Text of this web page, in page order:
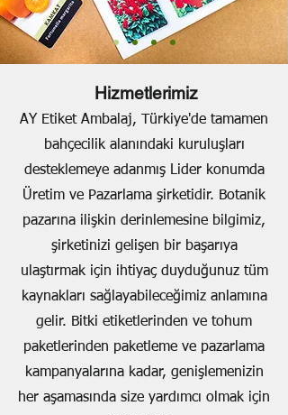
Hizmetlerimiz
AY Etiket Ambalaj, Türkiye'de tamamen
bahçecilik alanındaki kuruluşları
desteklemeye adanmış Lider konumda
Üretim ve Pazarlama şirketidir. Botanik
pazarına ilişkin derinlemesine bilgimiz,
şirketinizi gelişen bir başarıya
ulaştırmak için ihtiyaç duyduğunuz tüm
kaynakları sağlayabileceğimiz anlamına
gelir. Bitki etiketlerinden ve tohum
paketlerinden paketleme ve pazarlama
kampanyalarına kadar, genişlemenizin
her aşamasında size yardımcı olmak için